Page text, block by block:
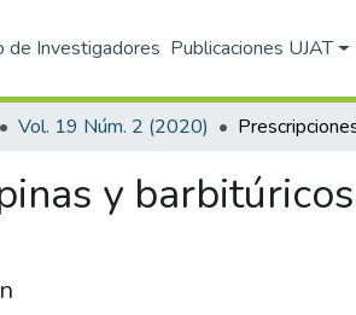
de Investigadores Publicaciones UJAT
Vol. 19 Núm. 2 (2020)
y